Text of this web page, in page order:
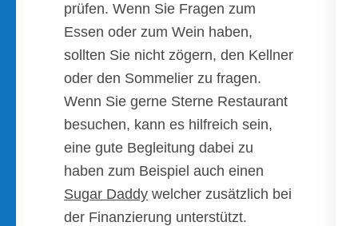
prüfen. Wenn Sie Fragen zum
Essen oder zum Wein haben,
sollten Sie nicht zögern, den Kellner
oder den Sommelier zu fragen.
Wenn Sie gerne Sterne Restaurant
besuchen, kann es hilfreich sein,
eine gute Begleitung dabei zu
haben zum Beispiel auch einen
Sugar Daddy welcher zusätzlich bei
der Finanzierung unterstützt.